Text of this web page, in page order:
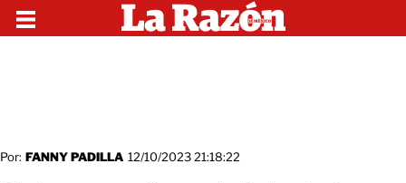
Por: FANNY PADILLA 12/10/2023 21:18:22